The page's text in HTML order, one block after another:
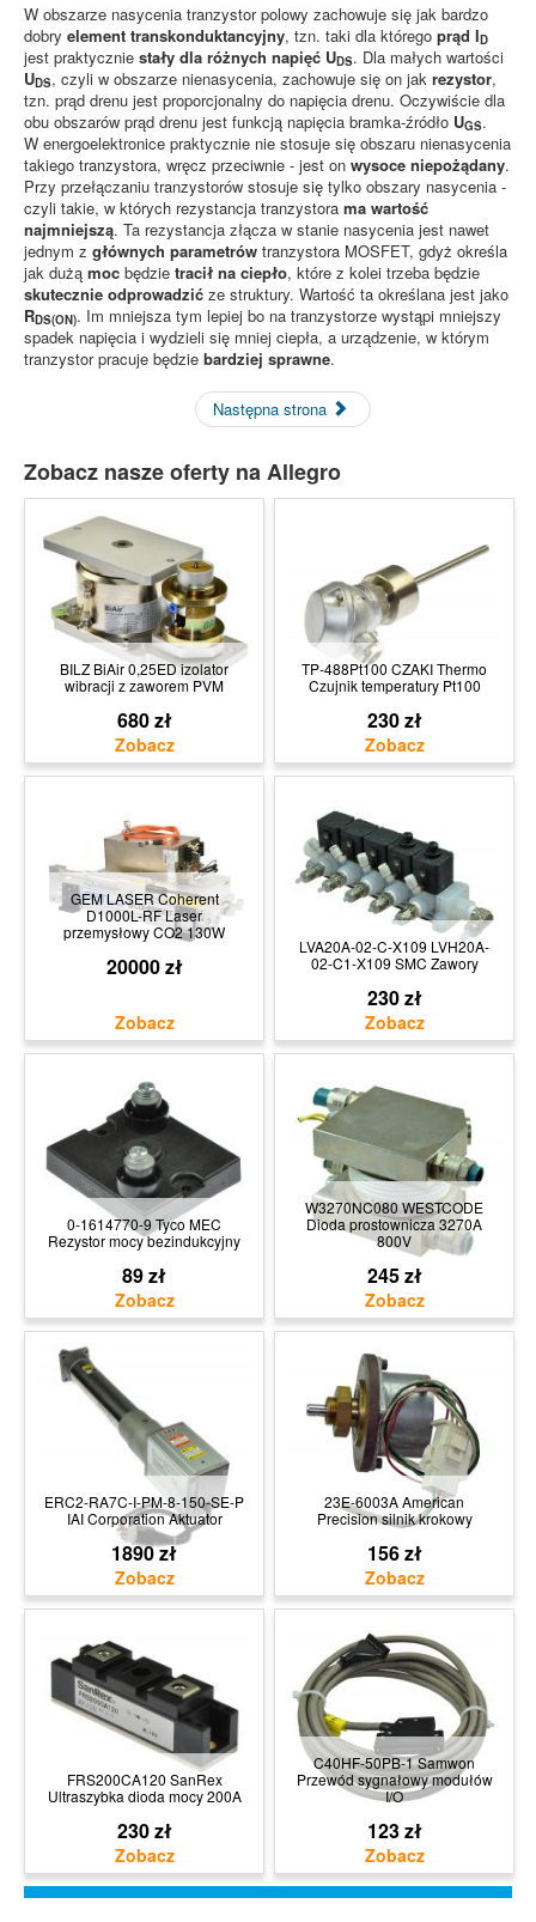
W obszarze nasycenia tranzystor polowy zachowuje się jak bardzo
dobry element transkonduktancyjny, tzn. taki dla którego prąd ID
jest praktycznie stały dla różnych napięć UDS. Dla małych wartości
UDS, czyli w obszarze nienasycenia, zachowuje się on jak rezystor,
tzn. prąd drenu jest proporcjonalny do napięcia drenu. Oczywiście dla
obu obszarów prąd drenu jest funkcją napięcia bramka-źródło UGS.
W energoelektronice praktycznie nie stosuje się obszaru nienasycenia
takiego tranzystora, wręcz przeciwnie - jest on wysoce niepożądany.
Przy przełączaniu tranzystorów stosuje się tylko obszary nasycenia -
czyli takie, w których rezystancja tranzystora ma wartość
najmniejszą. Ta rezystancja złącza w stanie nasycenia jest nawet
jednym z głównych parametrów tranzystora MOSFET, gdyż określa
jak dużą moc będzie tracił na ciepło, które z kolei trzeba będzie
skutecznie odprowadzić ze struktury. Wartość ta określana jest jako
RDS(ON). Im mniejsza tym lepiej bo na tranzystorze wystąpi mniejszy
spadek napięcia i wydzieli się mniej ciepła, a urządzenie, w którym
tranzystor pracuje będzie bardziej sprawne.
Następna strona
Zobacz nasze oferty na Allegro
BILZ BiAir 0,25ED izolator
wibracji z zaworem PVM
680 zł
TP-488Pt100 CZAKI Thermo
Czujnik temperatury Pt100
230 zł
GEM LASER Coherent
D1000L-RF Laser
przemysłowy CO2 130W
20000 zł
LVA20A-02-C-X109 LVH20A-
02-C1-X109 SMC Zawory
230 zł
0-1614770-9 Tyco MEC
Rezystor mocy bezindukcyjny
89 zł
W3270NC080 WESTCODE
Dioda prostownicza 3270A
800V
245 zł
ERC2-RA7C-I-PM-8-150-SE-P
IAI Corporation Aktuator
1890 zł
23E-6003A American
Precision silnik krokowy
156 zł
FRS200CA120 SanRex
Ultraszybka dioda mocy 200A
230 zł
C40HF-50PB-1 Samwon
Przewód sygnałowy modułów
I/O
123 zł